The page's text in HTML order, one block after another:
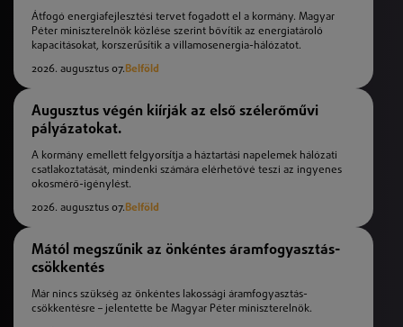
Átfogó energiafejlesztési tervet fogadott el a kormány. Magyar
Péter miniszterelnök közlése szerint bővítik az energiatároló
kapacitásokat, korszerűsítik a villamosenergia-hálózatot.
2026. augusztus 07.Belföld
Augusztus végén kiírják az első szélerőművi
pályázatokat.
A kormány emellett felgyorsítja a háztartási napelemek hálózati
csatlakoztatását, mindenki számára elérhetővé teszi az ingyenes
okosmérő-igénylést.
2026. augusztus 07.Belföld
Mától megszűnik az önkéntes áramfogyasztás-
csökkentés
Már nincs szükség az önkéntes lakossági áramfogyasztás-
csökkentésre – jelentette be Magyar Péter miniszterelnök.